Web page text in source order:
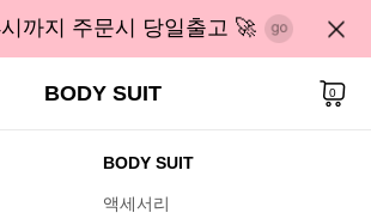
까지 주문시 당일출고 🚀
BODY SUIT 0
BODY SUIT
액세서리